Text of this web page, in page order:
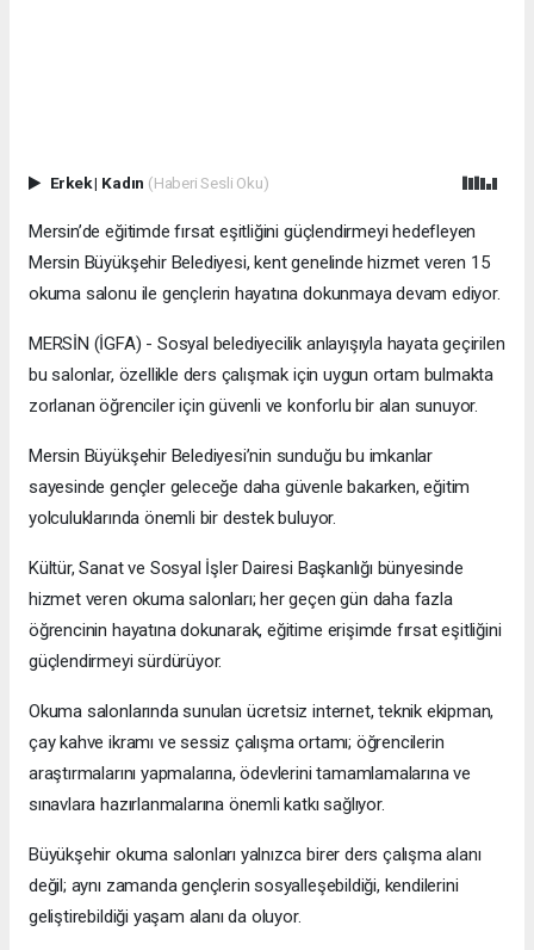
Erkek| Kadın (Haberi Sesli Oku)
Mersin’de eğitimde fırsat eşitliğini güçlendirmeyi hedefleyen
Mersin Büyükşehir Belediyesi, kent genelinde hizmet veren 15
okuma salonu ile gençlerin hayatına dokunmaya devam ediyor.
MERSİN (İGFA) - Sosyal belediyecilik anlayışıyla hayata geçirilen
bu salonlar, özellikle ders çalışmak için uygun ortam bulmakta
zorlanan öğrenciler için güvenli ve konforlu bir alan sunuyor.
Mersin Büyükşehir Belediyesi’nin sunduğu bu imkanlar
sayesinde gençler geleceğe daha güvenle bakarken, eğitim
yolculuklarında önemli bir destek buluyor.
Kültür, Sanat ve Sosyal İşler Dairesi Başkanlığı bünyesinde
hizmet veren okuma salonları; her geçen gün daha fazla
öğrencinin hayatına dokunarak, eğitime erişimde fırsat eşitliğini
güçlendirmeyi sürdürüyor.
Okuma salonlarında sunulan ücretsiz internet, teknik ekipman,
çay kahve ikramı ve sessiz çalışma ortamı; öğrencilerin
araştırmalarını yapmalarına, ödevlerini tamamlamalarına ve
sınavlara hazırlanmalarına önemli katkı sağlıyor.
Büyükşehir okuma salonları yalnızca birer ders çalışma alanı
değil; aynı zamanda gençlerin sosyalleşebildiği, kendilerini
geliştirebildiği yaşam alanı da oluyor.